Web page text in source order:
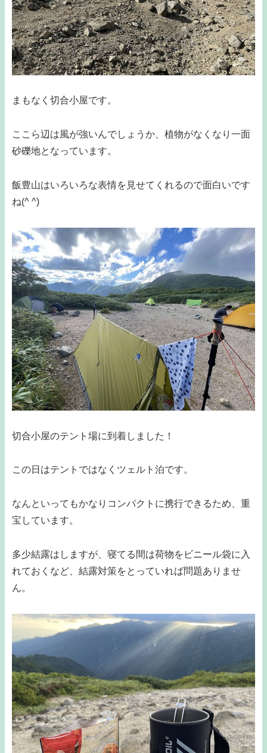
まもなく切合小屋です。
ここら辺は風が強いんでしょうか、植物がなくなり一面
砂礫地となっています。
飯豊山はいろいろな表情を見せてくれるので面白いです
ね(^ ^)
切合小屋のテント場に到着しました！
この日はテントではなくツェルト泊です。
なんといってもかなりコンパクトに携行できるため、重
宝しています。
多少結露はしますが、寝てる間は荷物をビニール袋に入
れておくなど、結露対策をとっていれば問題ありませ
ん。